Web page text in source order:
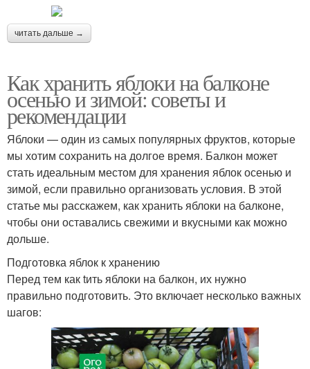
читать дальше →
Как хранить яблоки на балконе
осенью и зимой: советы и
рекомендации
Яблоки — один из самых популярных фруктов, которые
мы хотим сохранить на долгое время. Балкон может
стать идеальным местом для хранения яблок осенью и
зимой, если правильно организовать условия. В этой
статье мы расскажем, как хранить яблоки на балконе,
чтобы они оставались свежими и вкусными как можно
дольше.
Подготовка яблок к хранению
Перед тем как tить яблоки на балкон, их нужно
правильно подготовить. Это включает несколько важных
шагов: